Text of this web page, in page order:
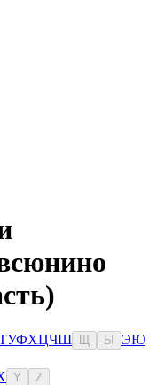
УФХЦЧШ Ы ЭЮ
Y Z